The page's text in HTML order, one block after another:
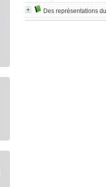
Des représentations